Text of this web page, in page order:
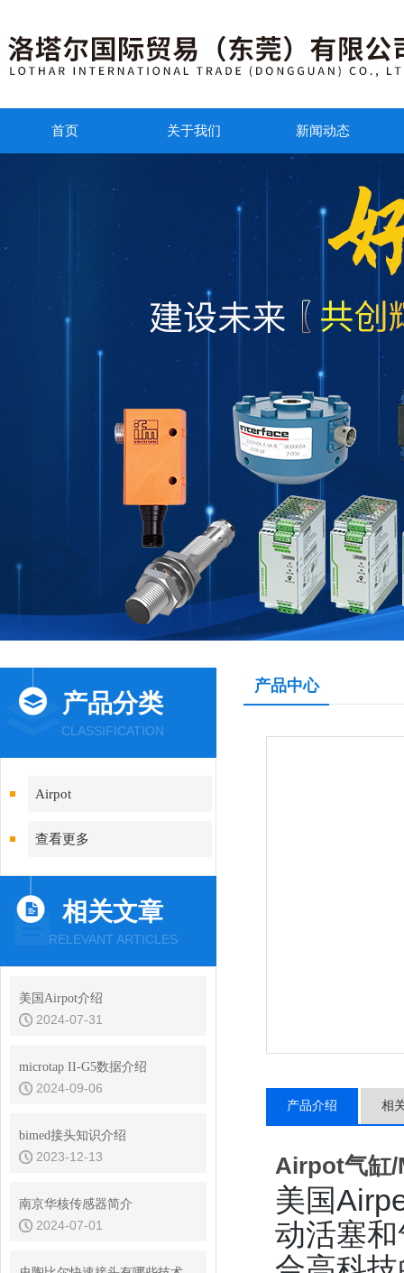
首页 关于我们 新闻动态
产品分类
CLASSIFICATION
Airpot
查看更多
相关文章
RELEVANT ARTICLES
美国Airpot介绍
2024-07-31
microtap II-G5数据介绍
2024-09-06
bimed接头知识介绍
2023-12-13
南京华核传感器简介
2024-07-01
产品中心
产品介绍 相
Airpot气缸/
美国
动活塞